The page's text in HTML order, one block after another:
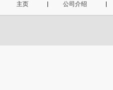
主页 公司介绍